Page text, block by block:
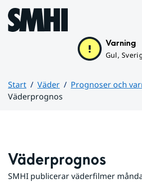
Hoppa till sidans innehåll
Varning
Gul,
Start Väder
Prognoser och
Väderprognos
Väderprognos
SMHI publicerar väderfilmer